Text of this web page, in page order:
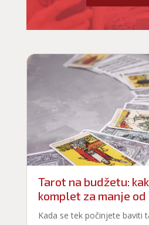
Tarot na budžetu:
komplet za manje
Kada se tek počinjete baviti